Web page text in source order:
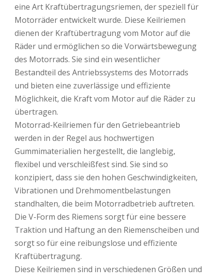
eine Art Kraftübertragungsriemen, der speziell für
Motorräder entwickelt wurde. Diese Keilriemen
dienen der Kraftübertragung vom Motor auf die
Räder und ermöglichen so die Vorwärtsbewegung
des Motorrads. Sie sind ein wesentlicher
Bestandteil des Antriebssystems des Motorrads
und bieten eine zuverlässige und effiziente
Möglichkeit, die Kraft vom Motor auf die Räder zu
übertragen.
Motorrad-Keilriemen für den Getriebeantrieb
werden in der Regel aus hochwertigen
Gummimaterialien hergestellt, die langlebig,
flexibel und verschleißfest sind. Sie sind so
konzipiert, dass sie den hohen Geschwindigkeiten,
Vibrationen und Drehmomentbelastungen
standhalten, die beim Motorradbetrieb auftreten.
Die V-Form des Riemens sorgt für eine bessere
Traktion und Haftung an den Riemenscheiben und
sorgt so für eine reibungslose und effiziente
Kraftübertragung.
Diese Keilriemen sind in verschiedenen Größen und